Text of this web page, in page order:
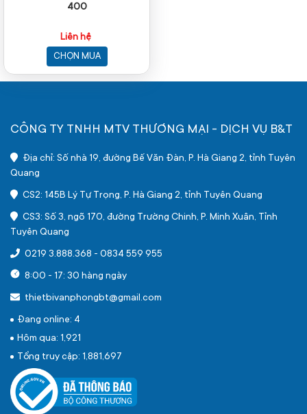
400
Liên hệ
CHỌN MUA
CÔNG TY TNHH MTV THƯƠNG MẠI - DỊCH VỤ B&T
Địa chỉ: Số nhà 19, đường Bế Văn Đàn, P. Hà Giang 2, tỉnh Tuyên
Quang
CS2: 145B Lý Tự Trọng, P. Hà Giang 2, tỉnh Tuyên Quang
CS3: Số 3, ngõ 170, đường Trường Chinh, P. Minh Xuân, Tỉnh
Tuyên Quang
0219 3.888.368 - 0834 559 955
8:00 - 17: 30 hàng ngày
thietbivanphongbt@gmail.com
Đang online: 4
Hôm qua: 1,921
Tổng truy cập: 1,881,697